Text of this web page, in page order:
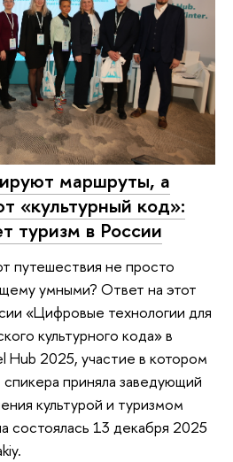
маршруты, а
«культурный код»:
туризм в России
путешествия не просто
умными? Ответ на этот
«Цифровые технологии для
культурного кода» в
Hub 2025, участие в котором
приняла заведующий
культурой и туризмом
состоялась 13 декабря 2025